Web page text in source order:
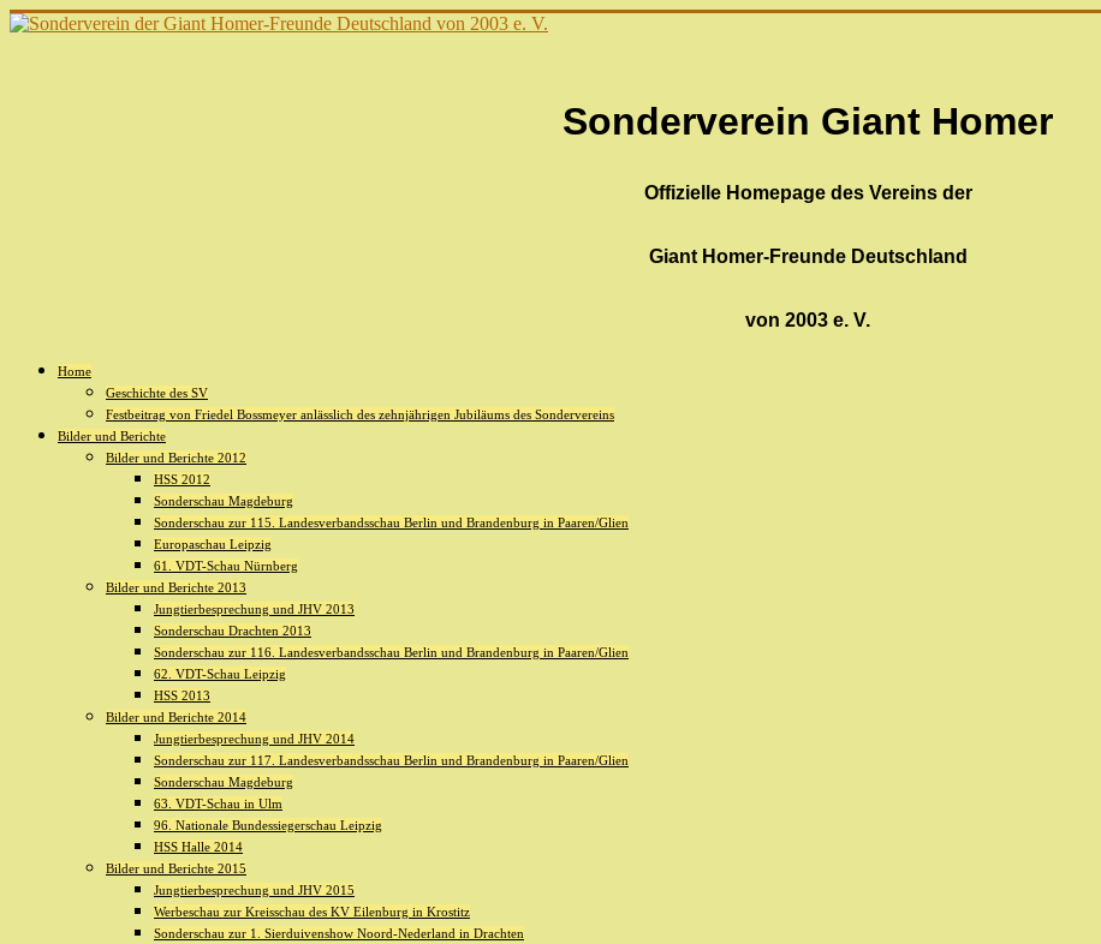
Sonderverein Giant Homer
Offizielle Homepage des Vereins der
Giant Homer-Freunde Deutschland
von 2003 e. V.
Home
Geschichte des SV
Festbeitrag von Friedel Bossmeyer anlässlich des zehnjährigen Jubiläums des Sondervereins
Bilder und Berichte
Bilder und Berichte 2012
HSS 2012
Sonderschau Magdeburg
Sonderschau zur 115. Landesverbandsschau Berlin und Brandenburg in Paaren/Glien
Europaschau Leipzig
61. VDT-Schau Nürnberg
Bilder und Berichte 2013
Jungtierbesprechung und JHV 2013
Sonderschau Drachten 2013
Sonderschau zur 116. Landesverbandsschau Berlin und Brandenburg in Paaren/Glien
62. VDT-Schau Leipzig
HSS 2013
Bilder und Berichte 2014
Jungtierbesprechung und JHV 2014
Sonderschau zur 117. Landesverbandsschau Berlin und Brandenburg in Paaren/Glien
Sonderschau Magdeburg
63. VDT-Schau in Ulm
96. Nationale Bundessiegerschau Leipzig
HSS Halle 2014
Bilder und Berichte 2015
Jungtierbesprechung und JHV 2015
Werbeschau zur Kreisschau des KV Eilenburg in Krostitz
Sonderschau zur 1. Sierduivenshow Noord-Nederland in Drachten